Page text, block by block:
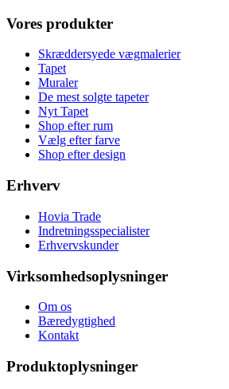
Vores produkter
Skræddersyede vægmalerier
Tapet
Muraler
De mest solgte tapeter
Nyt Tapet
Shop efter rum
Vælg efter farve
Shop efter design
Erhverv
Hovia Trade
Indretningsspecialister
Erhvervskunder
Virksomhedsoplysninger
Om os
Bæredygtighed
Kontakt
Produktoplysninger